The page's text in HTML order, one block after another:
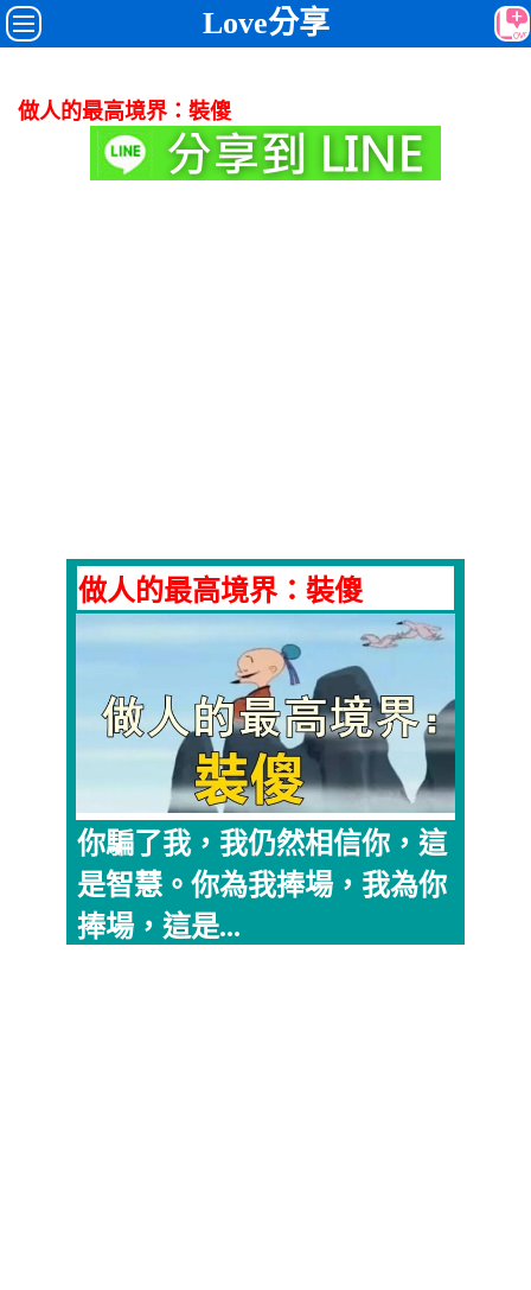
Love分享
做人的最高境界：裝傻
做人的最高境界：裝傻
你騙了我，我仍然相信你，這
是智慧。你為我捧場，我為你
捧場，這是...